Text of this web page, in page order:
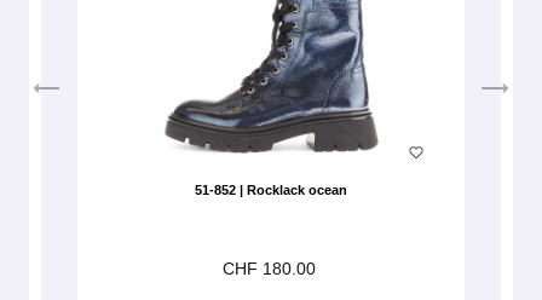
51-852 | Rocklack ocean
CHF 180.00